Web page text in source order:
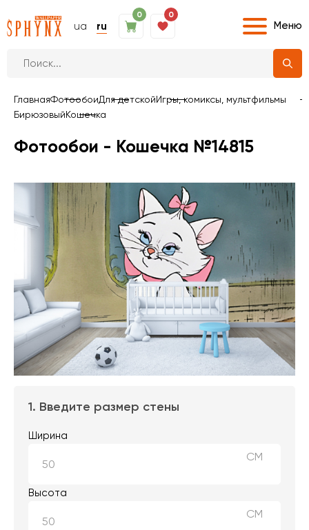
ua ru
0 0
Меню
ГлавнаяФотообоиДля детскойИгры, комиксы, мультфильмы
БирюзовыйКошечка
Фотообои - Кошечка №14815
1. Введите размер стены
Ширина
СМ
Высота
СМ